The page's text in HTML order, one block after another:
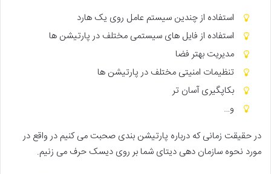
استفاده از چندین سیستم عامل روی یک هارد
استفاده از فایل های سیستمی مختلف در پارتیشن ها
مدیریت بهتر فضا
تنظیمات امنیتی مختلف در پارتیشن ها
بکاپگیری آسان تر
و…
در حقیقت زمانی که درباره پارتیشن بندی صحبت می کنیم در واقع در
مورد نحوه سازمان دهی دیتای شما بر روی دیسک حرف می زنیم.